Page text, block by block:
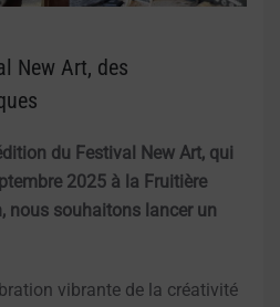
New Art, des
du Festival New Art, qui
2025 à la Fruitière
nous souhaitons lancer un
vibrante de la créativité